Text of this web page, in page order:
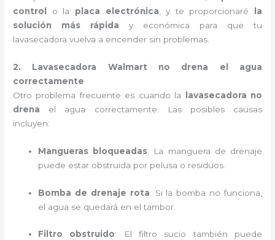
control
o la placa electrónica , y te proporcionaré
la
solución más rápida y económica para que tu
lavasecadora vuelva a encender sin problemas.
2. Lavasecadora Walmart no drena el agua
correctamente
Otro problema frecuente es cuando la
lavasecadora no
drena el agua correctamente. Las posibles causas
incluyen:
Mangueras bloqueadas: La manguera de drenaje
puede estar obstruida por pelusa o residuos.
Bomba de drenaje rota: Si la bomba no funciona,
el agua se quedará en el tambor.
Filtro obstruido: El filtro sucio también puede